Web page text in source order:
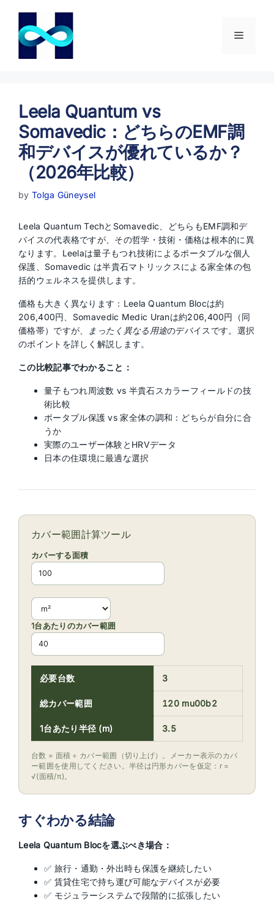
メ
Leela Quantum vs
Somavedic：どちらのEMF調
和デバイスが優れているか？
（2026年比較）
by Tolga Güneysel
Leela Quantum TechとSomavedic、どちらもEMF調和デ
バイスの代表格ですが、その哲学・技術・価格は根本的に異
なります。Leelaは量子もつれ技術によるポータブルな個人
保護、Somavedic は半貴石マトリックスによる家全体の包
括的ウェルネスを提供します。
価格も大きく異なります：Leela Quantum Blocは約
206,400円、Somavedic Medic Uranは約206,400円（同
価格帯）ですが、
まったく異なる用途のデバイスです。選択
のポイントを詳しく解説します。
この比較記事でわかること：
量子もつれ周波数 vs 半貴石スカラーフィールドの技
術比較
ポータブル保護 vs 家全体の調和：どちらが自分に合
うか
実際のユーザー体験とHRVデータ
日本の住環境に最適な選択
カバー範囲計算ツール
カバーする面積
1台あたりのカバー範囲
必要台数 3
総カバー範囲 120 mu00b2
1台あたり半径 (m) 3.5
台数 = 面積 ÷ カバー範囲（切り上げ）。メーカー表示のカバ
ー範囲を使用してください。半径は円形カバーを仮定：r =
√(面積/π)。
すぐわかる結論
Leela Quantum Blocを選ぶべき場合：
✅ 旅行・通勤・外出時も保護を継続したい
✅ 賃貸住宅で持ち運び可能なデバイスが必要
✅ モジュラーシステムで段階的に拡張したい